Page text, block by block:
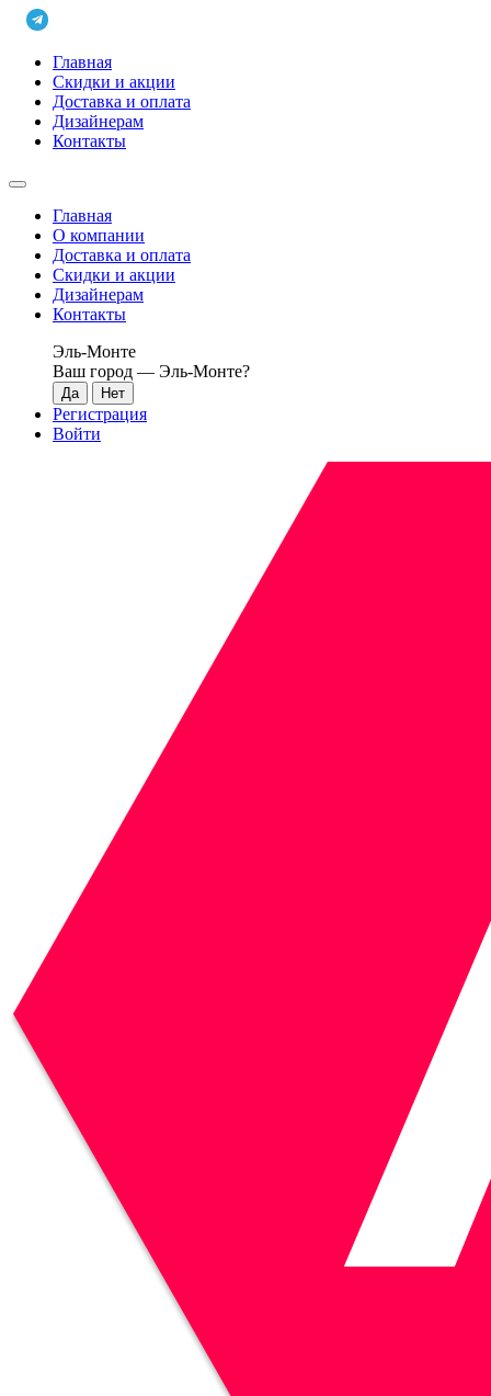
Главная
Скидки и акции
Доставка и оплата
Дизайнерам
Контакты
Главная
О компании
Доставка и оплата
Скидки и акции
Дизайнерам
Контакты
Эль-Монте
Ваш город — Эль-Монте?
Регистрация
Войти